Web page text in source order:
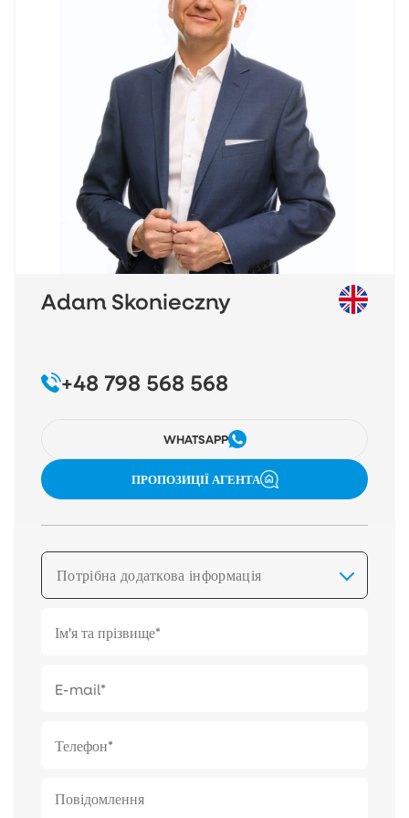
Adam Skonieczny
+48 798 568 568
WHATSAPP
ПРОПОЗИЦІЇ АГЕНТА
Потрібна додаткова інформація